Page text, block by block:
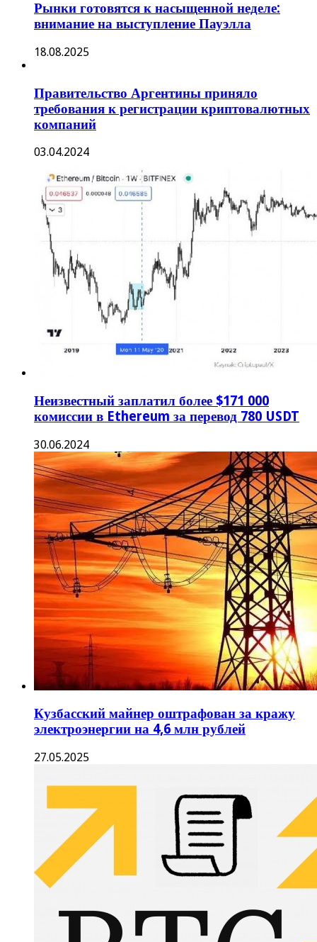
Рынки готовятся к насыщенной неделе:
внимание на выступление Пауэлла
18.08.2025
Правительство Аргентины приняло
требования к регистрации криптовалютных
компаний
03.04.2024
Неизвестный заплатил более $171 000
комиссии в Ethereum за перевод 780 USDT
30.06.2024
Кузбасский майнер оштрафован за кражу
электроэнергии на 4,6 млн рублей
27.05.2025